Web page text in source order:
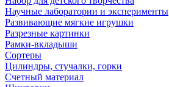
Научные лаборатории и эксперименты
Развивающие мягкие игрушки
Разрезные картинки
Рамки-вкладыши
Сортеры
Цилиндры, стучалки, горки
Счетный материал